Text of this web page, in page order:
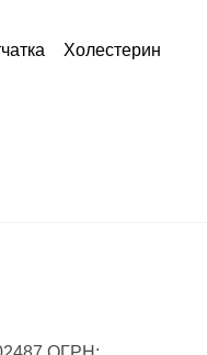
Холестерин